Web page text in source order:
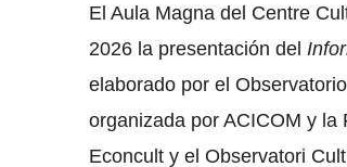
El Aula Magna del Centre
2026 la presentación del
elaborado por el
organizada por ACICOM y la
Econcult y el Observatori